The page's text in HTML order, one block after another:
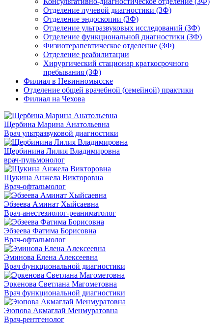
Отделение лучевой диагностики (ЗФ)
Отделение эндоскопии (ЗФ)
Отделение ультразвуковых исследований (ЗФ)
Отделение функциональной диагностики (ЗФ)
Физиотерапевтическое отделение (ЗФ)
Отделение реабилитации
Хирургический стационар краткосрочного
пребывания (ЗФ)
Филиал в Невинномысске
Отделение общей врачебной (семейной) практики
Филиал на Чехова
Щербина Марина Анатольевна
Врач ультразвуковой диагностики
Щербинина Лилия Владимировна
врач-пульмонолог
Щукина Анжела Викторовна
Врач-офтальмолог
Эбзеева Аминат Хыйсаевна
Врач-анестезиолог-реаниматолог
Эбзеева Фатима Борисовна
Врач-офтальмолог
Эминова Елена Алексеевна
Врач функциональной диагностики
Эркенова Светлана Магометовна
Врач функциональной диагностики
Эюпова Акмаглай Менмуратовна
Врач-рентгенолог